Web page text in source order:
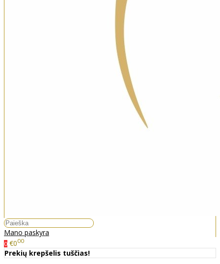
Mano paskyra
0 €000
Prekių krepšelis tuščias!